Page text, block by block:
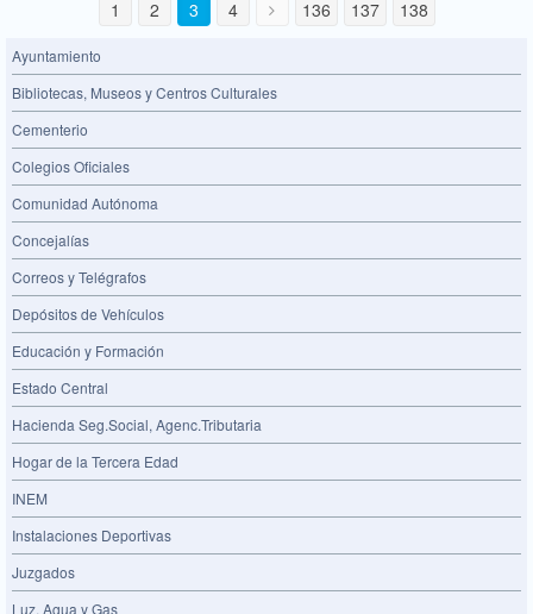
1 2 3 4 136 137 138
Ayuntamiento
Bibliotecas, Museos y Centros Culturales
Cementerio
Colegios Oficiales
Comunidad Autónoma
Concejalías
Correos y Telégrafos
Depósitos de Vehículos
Educación y Formación
Estado Central
Hacienda Seg.Social, Agenc.Tributaria
Hogar de la Tercera Edad
INEM
Instalaciones Deportivas
Juzgados
Luz, Agua y Gas